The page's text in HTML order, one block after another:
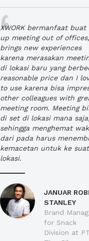
XWORK bermanfaat buat
up meeting out of offices,
brings new experiences
karena merasakan
di lokasi baru yang
reasonable price dan I
to use karena bisa
other colleagues with
meeting room. Meeting
di set di lokasi mana saja,
sehingga menghemat
dari pada harus
kemacetan untuk ke
lokasi.
JANUAR
STANLEY
Brand
for Snack
Division at